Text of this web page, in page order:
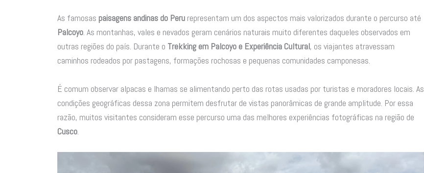
As famosas paisagens andinas do Peru representam um dos aspectos mais valorizados durante o percurso até
Palcoyo. As montanhas, vales e nevados geram cenários naturais muito diferentes daqueles observados em
outras regiões do país. Durante o Trekking em Palcoyo e Experiência Cultural, os viajantes atravessam
caminhos rodeados por pastagens, formações rochosas e pequenas comunidades camponesas.
É comum observar alpacas e lhamas se alimentando perto das rotas usadas por turistas e moradores locais. As
condições geográficas dessa zona permitem desfrutar de vistas panorâmicas de grande amplitude. Por essa
razão, muitos visitantes consideram esse percurso uma das melhores experiências fotográficas na região de
Cusco.